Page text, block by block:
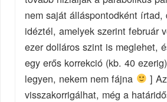
nem saját álláspontodként írtad,
idéztél, amelyek szerint február
ezer dolláros szint is meglehet,
egy erős korrekció (kb. 40
legyen, nekem nem fájna
]
visszakorrigálhat, még a